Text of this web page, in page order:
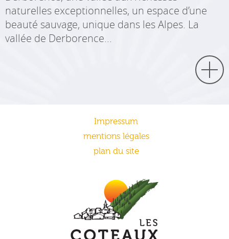
naturelles exceptionnelles, un espace d’une
beauté sauvage, unique dans les Alpes. La
vallée de Derborence...
Impressum
mentions légales
plan du site